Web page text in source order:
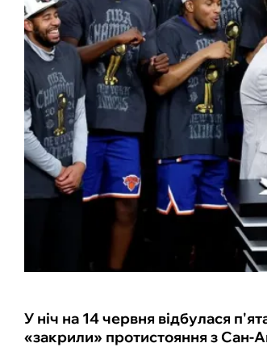
У ніч на 14 червня відбулася
«закрили» протистояння з Сан-